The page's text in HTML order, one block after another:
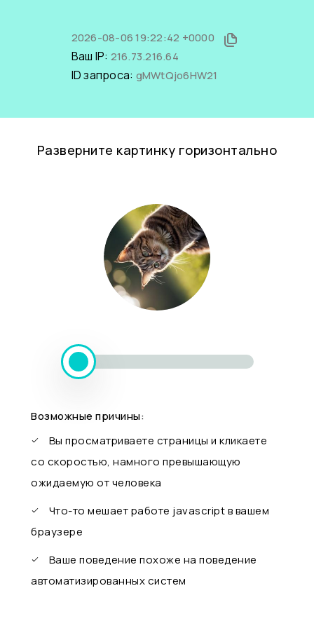
2026-08-06 19:22:42 +0000
Ваш IP: 216.73.216.64
ID запроса: gMWtQjo6HW21
Разверните картинку горизонтально
Возможные причины:
Вы просматриваете страницы и кликаете
со скоростью, намного превышающую
ожидаемую от человека
Что-то мешает работе javascript в вашем
браузере
Ваше поведение похоже на поведение
автоматизированных систем